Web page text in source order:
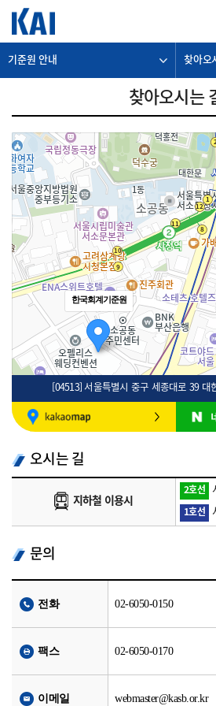
기준원 안내 찾아오
찾아오시는
한국회계기준원
[04513] 서울특별시 중구 세종대로 39 대
오시는 길
지하철 이용시
2호선
1호선
문의
전화 02-6050-0150
팩스 02-6050-0170
이메일 webmaster@kasb.or.kr